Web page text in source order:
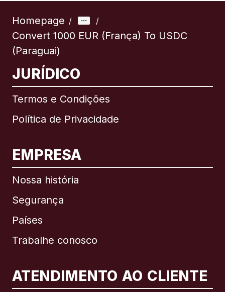
Homepage / /
Convert 1000 EUR (França) To USDC
(Paraguai)
JURÍDICO
Termos e Condições
Política de Privacidade
EMPRESA
Nossa história
Segurança
Países
Trabalhe conosco
ATENDIMENTO AO CLIENTE
Internacional English